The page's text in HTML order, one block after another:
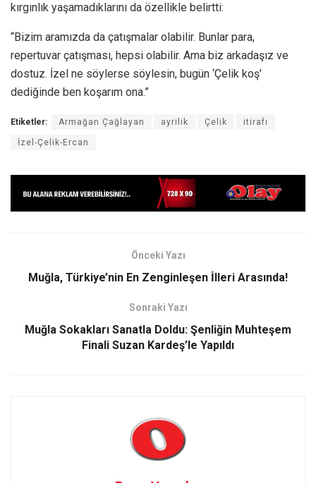
kırgınlık yaşamadıklarını da özellikle belirtti:
“Bizim aramızda da çatışmalar olabilir. Bunlar para,
repertuvar çatışması, hepsi olabilir. Ama biz arkadaşız ve
dostuz. İzel ne söylerse söylesin, bugün ‘Çelik koş’
dediğinde ben koşarım ona.”
Etiketler: Armağan Çağlayan ayrilik Çelik itirafı
İzel-Çelik-Ercan
Önceki Yazı
Muğla, Türkiye’nin En Zenginleşen İlleri Arasında!
Sonraki Yazı
Muğla Sokakları Sanatla Doldu: Şenliğin Muhteşem
Finali Suzan Kardeş’le Yapıldı